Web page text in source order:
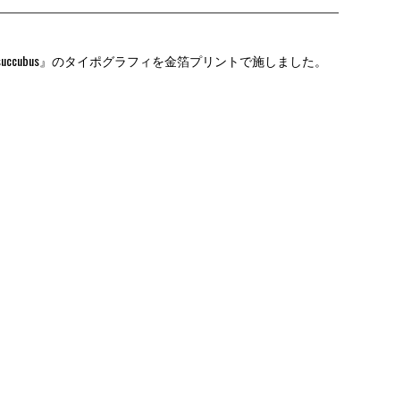
』のタイポグラフィを金箔プリントで施しました。